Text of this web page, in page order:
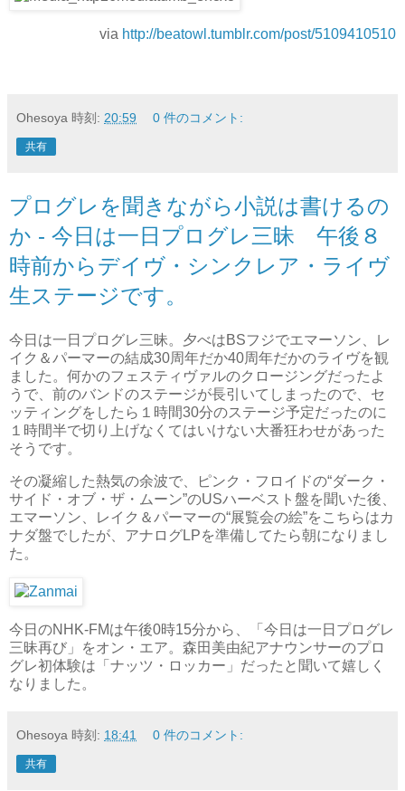
via http://beatowl.tumblr.com/post/5109410510
Ohesoya 時刻: 20:59 0 件のコメント:
共有
プログレを聞きながら小説は書けるの
か - 今日は一日プログレ三昧 午後８
時前からデイヴ・シンクレア・ライヴ
生ステージです。
今日は一日プログレ三昧。夕べはBSフジでエマーソン、レ
イク＆パーマーの結成30周年だか40周年だかのライヴを観
ました。何かのフェスティヴァルのクロージングだったよ
うで、前のバンドのステージが長引いてしまったので、セ
ッティングをしたら１時間30分のステージ予定だったのに
１時間半で切り上げなくてはいけない大番狂わせがあった
そうです。
その凝縮した熱気の余波で、ピンク・フロイドの“ダーク・
サイド・オブ・ザ・ムーン”のUSハーベスト盤を聞いた後、
エマーソン、レイク＆パーマーの“展覧会の絵”をこちらはカ
ナダ盤でしたが、アナログLPを準備してたら朝になりまし
た。
今日のNHK-FMは午後0時15分から、「今日は一日プログレ
三昧再び」をオン・エア。森田美由紀アナウンサーのプロ
グレ初体験は「ナッツ・ロッカー」だったと聞いて嬉しく
なりました。
Ohesoya 時刻: 18:41 0 件のコメント:
共有